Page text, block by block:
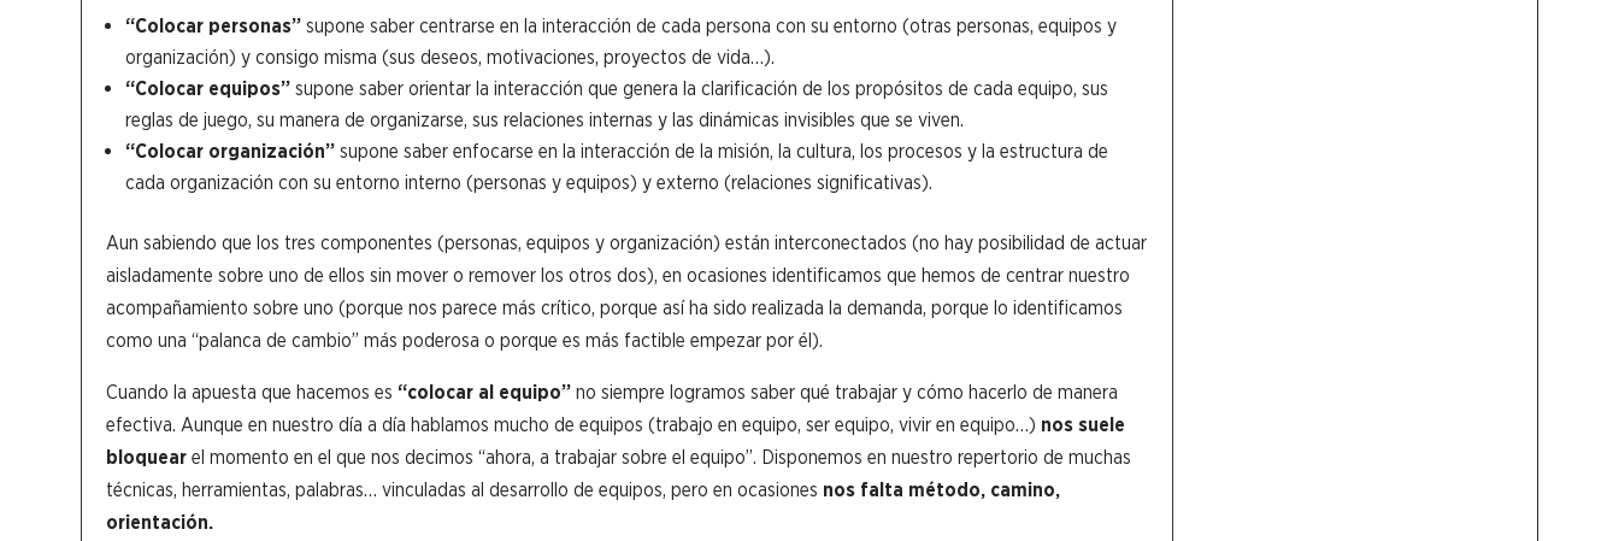
“Colocar personas” supone saber centrarse en la interacción de cada persona con su entorno (otras personas, equipos y
organización) y consigo misma (sus deseos, motivaciones, proyectos de vida…).
“Colocar equipos” supone saber orientar la interacción que genera la clarificación de los propósitos de cada equipo, sus
reglas de juego, su manera de organizarse, sus relaciones internas y las dinámicas invisibles que se viven.
“Colocar organización” supone saber enfocarse en la interacción de la misión, la cultura, los procesos y la estructura de
cada organización con su entorno interno (personas y equipos) y externo (relaciones significativas).
Aun sabiendo que los tres componentes (personas, equipos y organización) están interconectados (no hay posibilidad de actuar
aisladamente sobre uno de ellos sin mover o remover los otros dos), en ocasiones identificamos que hemos de centrar nuestro
acompañamiento sobre uno (porque nos parece más crítico, porque así ha sido realizada la demanda, porque lo identificamos
como una “palanca de cambio” más poderosa o porque es más factible empezar por él).
Cuando la apuesta que hacemos es “colocar al equipo” no siempre logramos saber qué trabajar y cómo hacerlo de manera
efectiva. Aunque en nuestro día a día hablamos mucho de equipos (trabajo en equipo, ser equipo, vivir en equipo…) nos suele
bloquear el momento en el que nos decimos “ahora, a trabajar sobre el equipo”. Disponemos en nuestro repertorio de muchas
técnicas, herramientas, palabras… vinculadas al desarrollo de equipos, pero en ocasiones nos falta método, camino,
orientación.